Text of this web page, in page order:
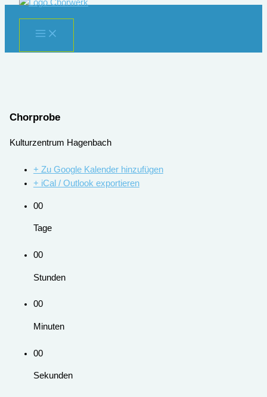
springen
Chorprobe
Kulturzentrum Hagenbach
+ Zu Google Kalender hinzufügen
+ iCal / Outlook exportieren
00
Tage
00
Stunden
00
Minuten
00
Sekunden